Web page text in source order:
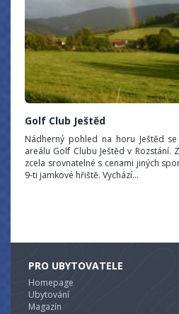
Golf Club Ještěd
Nádherný pohled na horu Ještěd
areálu Golf Clubu Ještěd v Rozstání.
zcela srovnatelné s cenami jiných
9-ti jamkové hřiště. Vychází...
PRO UBYTOVATELE
Homepage
Ubytování
Magazín